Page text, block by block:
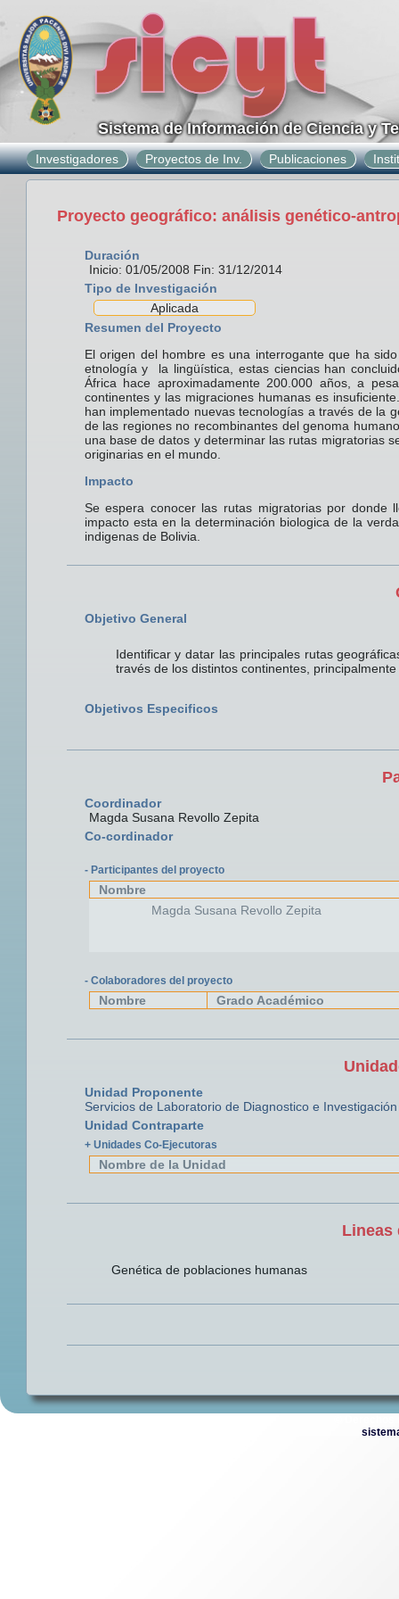
Sistema de Información de Ciencia y
Investigadores Proyectos de Inv. Publicaciones
Proyecto geográfico: análisis genético-
Duración
Inicio: 01/05/2008 Fin: 31/12/2014
Tipo de Investigación
Aplicada
Resumen del Proyecto
El origen del hombre es una interrogante que ha
etnología y la lingüística, estas ciencias han
África hace aproximadamente 200.000 años, a
continentes y las migraciones humanas es
han implementado nuevas tecnologías a través de la
de las regiones no recombinantes del genoma
una base de datos y determinar las rutas migratorias
originarias en el mundo.
Impacto
Se espera conocer las rutas migratorias por donde
impacto esta en la determinación biologica de la
indigenas de Bolivia.
Objetivo General
Identificar y datar las principales rutas
través de los distintos continentes,
Objetivos Especificos
Coordinador
Magda Susana Revollo Zepita
Co-cordinador
- Participantes del proyecto
Nombre
Magda Susana Revollo Zepita
- Colaboradores del proyecto
Nombre Grado Académico
Unidad Proponente
Servicios de Laboratorio de Diagnostico e
Unidad Contraparte
+ Unidades Co-Ejecutoras
Nombre de la Unidad
Lineas
Genética de poblaciones humanas